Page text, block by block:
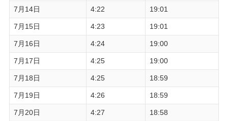
7月14日 4:22 19:01
7月15日 4:23 19:01
7月16日 4:24 19:00
7月17日 4:25 19:00
7月18日 4:25 18:59
7月19日 4:26 18:59
7月20日 4:27 18:58